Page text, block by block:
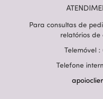
Para consultas de
relatórios de
Telemóvel :
Telefone